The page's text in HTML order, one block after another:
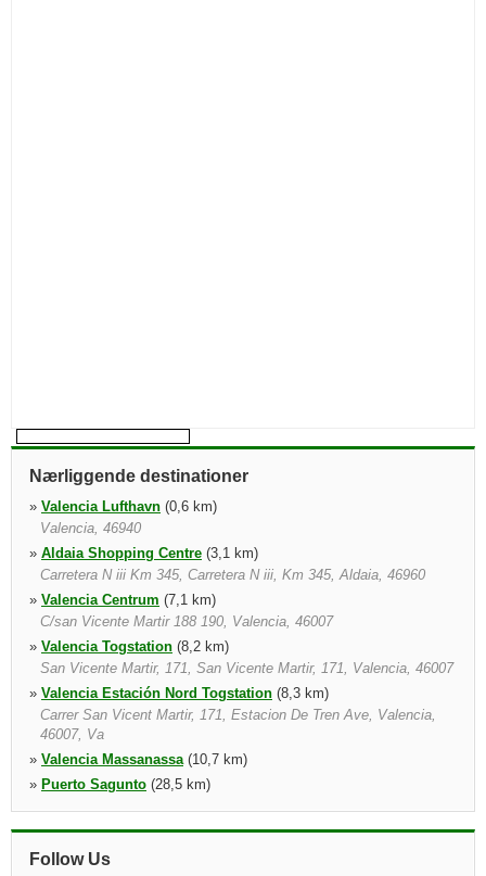
Nærliggende destinationer
» Valencia Lufthavn (0,6 km)
Valencia, 46940
» Aldaia Shopping Centre (3,1 km)
Carretera N iii Km 345, Carretera N iii, Km 345, Aldaia, 46960
» Valencia Centrum (7,1 km)
C/san Vicente Martir 188 190, Valencia, 46007
» Valencia Togstation (8,2 km)
San Vicente Martir, 171, San Vicente Martir, 171, Valencia, 46007
» Valencia Estación Nord Togstation (8,3 km)
Carrer San Vicent Martir, 171, Estacion De Tren Ave, Valencia,
46007, Va
» Valencia Massanassa(10,7 km)
» Puerto Sagunto (28,5 km)
»Alzira(37,3 km)
C/ Dr. Ferran, 157, Alzira, 46600, Valencia
Follow Us